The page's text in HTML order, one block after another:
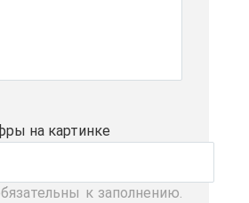
на кар­тин­ке
к за­пол­не­нию.